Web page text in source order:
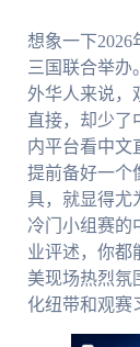
想象一下
三国联合举办
外华人来说，
直接，却少了
内平台看中文
提前备好一个
具，就显得尤
冷门小组赛的
业评述，你都
美现场热烈氛
化纽带和观赛